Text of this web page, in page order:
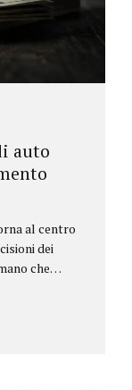
auto
al centro
dei
che
aprire la